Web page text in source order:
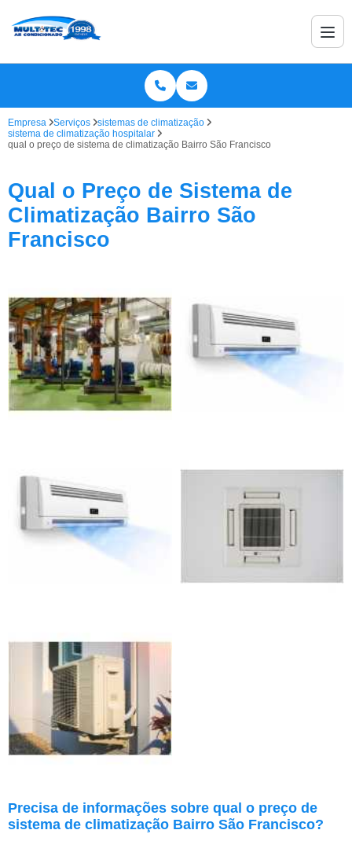
Empresa Serviços
sistemas de climatização
sistema de climatização hospitalar
qual o preço de sistema de climatização Bairro São Francisco
Qual o Preço de Sistema de
Climatização Bairro São
Francisco
Precisa de informações sobre qual o preço de
sistema de climatização Bairro São Francisco?